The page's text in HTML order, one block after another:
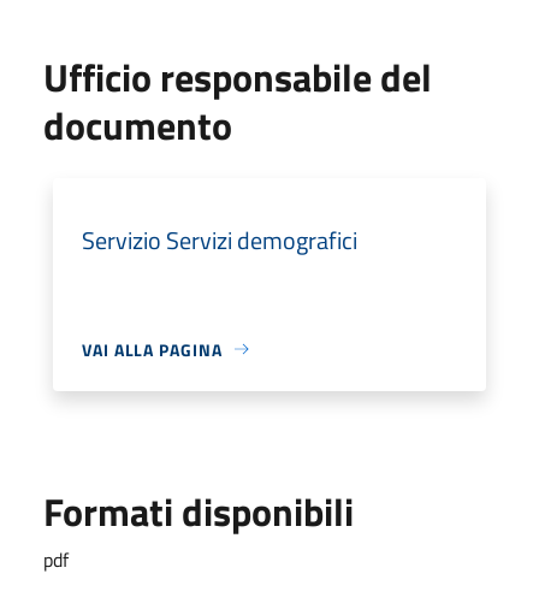
Ufficio responsabile del
documento
Servizio Servizi demografici
VAI ALLA PAGINA
Formati disponibili
pdf